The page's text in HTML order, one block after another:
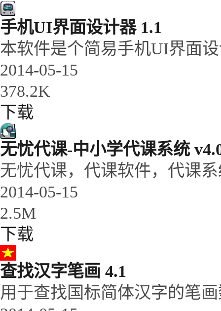
手机UI界面设计器 1.1
本软件是个简易手机UI界面
2014-05-15
378.2K
下载
无忧代课-中小学代课系统
无忧代课，代课软件，代课
2014-05-15
2.5M
下载
查找汉字笔画 4.1
用于查找国标简体汉字的笔